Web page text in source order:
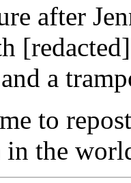
after
a
to
in the